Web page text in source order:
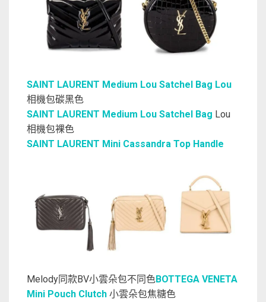
SAINT LAURENT Medium Lou Satchel Bag Lou
相機包碳黑色
SAINT LAURENT Medium Lou Satchel Bag Lou
相機包裸色
SAINT LAURENT Mini Cassandra Top Handle
Melody同款BV小雲朵包不同色BOTTEGA VENETA
Mini Pouch Clutch 小雲朵包焦糖色